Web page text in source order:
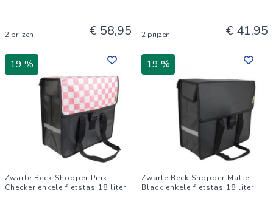
2 prijzen € 58,95 2 prijzen € 41,95
19 %
Zwarte Beck Shopper Pink
Checker enkele fietstas 18 liter
19 %
Zwarte Beck Shopper Matte
Black enkele fietstas 18 liter